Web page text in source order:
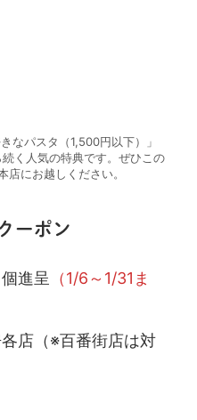
なパスタ（1,500円以下）」
く人気の特典です。ぜひこの
店にお越しください。
ーポン
個進呈 （1/6～1/31ま
店（※百番街店は対